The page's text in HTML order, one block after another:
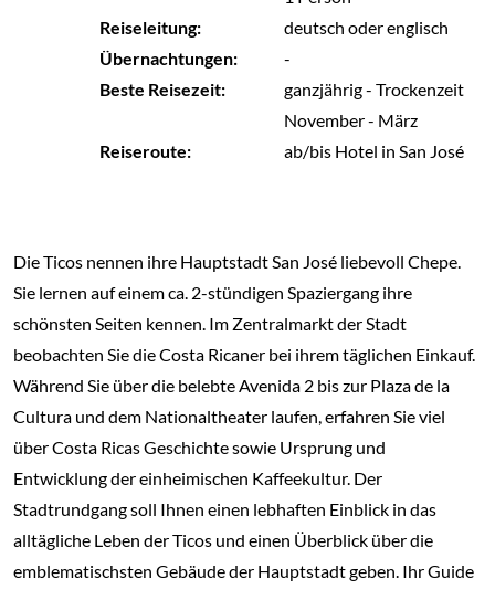
Reiseleitung:
deutsch oder englisch
Übernachtungen:
-
Beste Reisezeit:
ganzjährig - Trockenzeit
November - März
Reiseroute:
ab/bis Hotel in San José
Die Ticos nennen ihre Hauptstadt San José liebevoll Chepe.
Sie lernen auf einem ca. 2-stündigen Spaziergang ihre
schönsten Seiten kennen. Im Zentralmarkt der Stadt
beobachten Sie die Costa Ricaner bei ihrem täglichen Einkauf.
Während Sie über die belebte Avenida 2 bis zur Plaza de la
Cultura und dem Nationaltheater laufen, erfahren Sie viel
über Costa Ricas Geschichte sowie Ursprung und
Entwicklung der einheimischen Kaffeekultur. Der
Stadtrundgang soll Ihnen einen lebhaften Einblick in das
alltägliche Leben der Ticos und einen Überblick über die
emblematischsten Gebäude der Hauptstadt geben. Ihr Guide